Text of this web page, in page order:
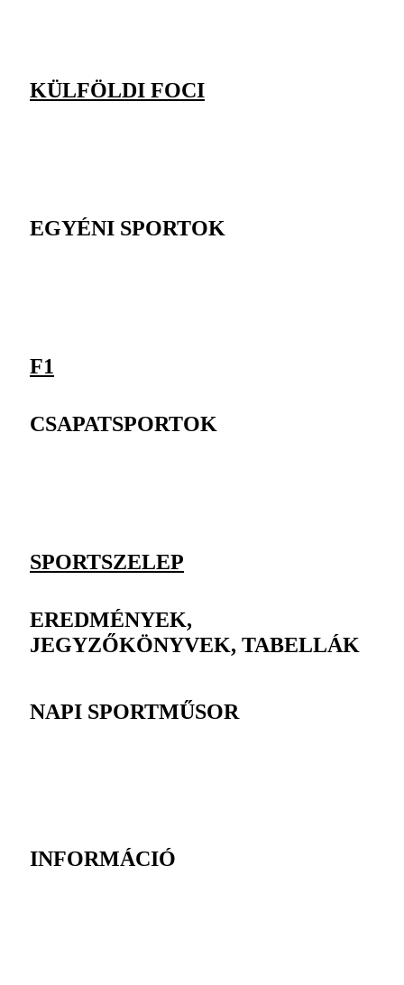
KÜLFÖLDI FOCI
EGYÉNI SPORTOK
F1
CSAPATSPORTOK
SPORTSZELEP
EREDMÉNYEK,
JEGYZŐKÖNYVEK, TABELLÁK
NAPI SPORTMŰSOR
INFORMÁCIÓ